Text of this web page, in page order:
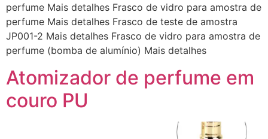
perfume Mais detalhes Frasco de vidro para amostra de
perfume Mais detalhes Frasco de teste de amostra
JP001-2 Mais detalhes Frasco de vidro para amostra de
perfume (bomba de alumínio) Mais detalhes
Atomizador de perfume em
couro PU